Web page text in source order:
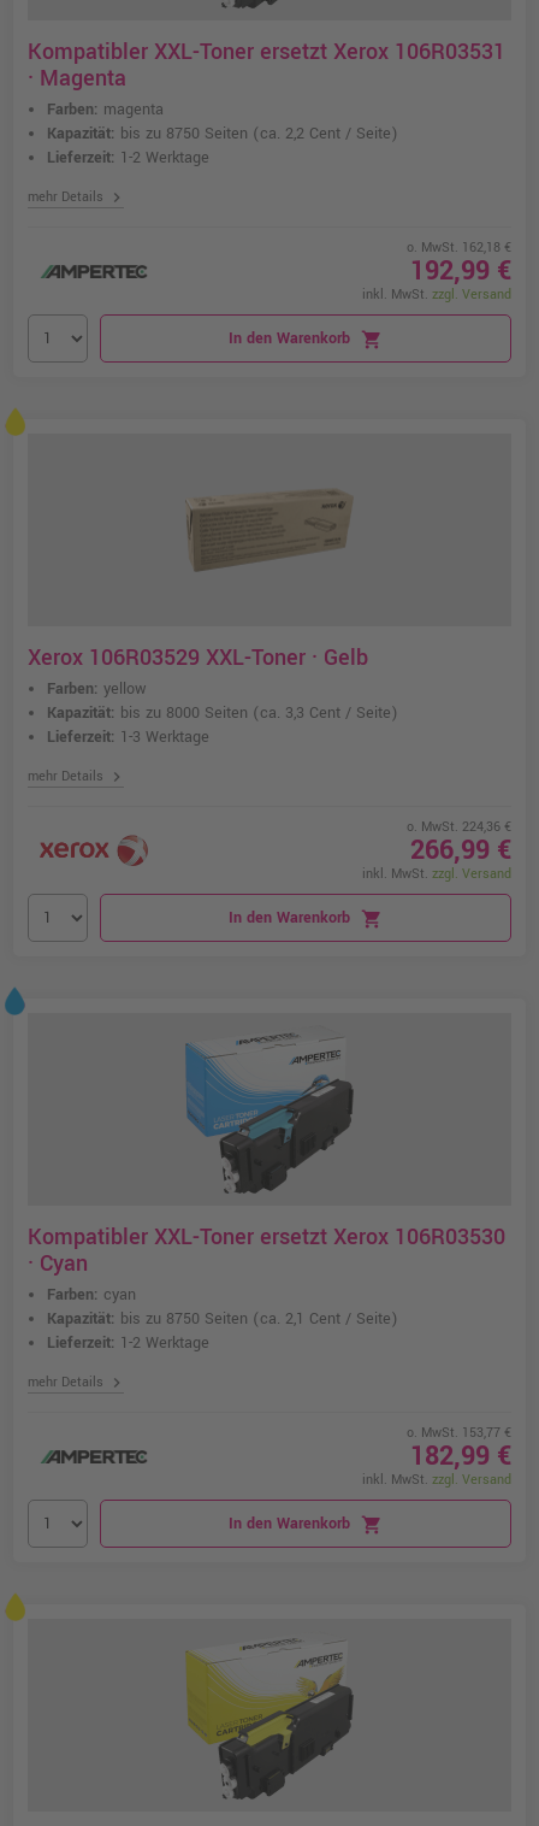
Kompatibler XXL-Toner ersetzt Xerox 106R03531
· Magenta
Farben: magenta
Kapazität: bis zu 8750 Seiten (ca. 2,2 Cent / Seite)
Lieferzeit: 1-2 Werktage
mehr Details chevron_right
o. MwSt. 162,18 €
192,99 €
inkl. MwSt. zzgl. Versand
In den Warenkorb shopping_cart
Xerox 106R03529 XXL-Toner · Gelb
Farben: yellow
Kapazität: bis zu 8000 Seiten (ca. 3,3 Cent / Seite)
Lieferzeit: 1-3 Werktage
mehr Details chevron_right
o. MwSt. 224,36 €
266,99 €
inkl. MwSt. zzgl. Versand
In den Warenkorb shopping_cart
Kompatibler XXL-Toner ersetzt Xerox 106R03530
· Cyan
Farben: cyan
Kapazität: bis zu 8750 Seiten (ca. 2,1 Cent / Seite)
Lieferzeit: 1-2 Werktage
mehr Details chevron_right
o. MwSt. 153,77 €
182,99 €
inkl. MwSt. zzgl. Versand
In den Warenkorb shopping_cart